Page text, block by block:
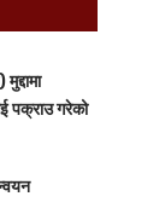
पक्राउ गरेको